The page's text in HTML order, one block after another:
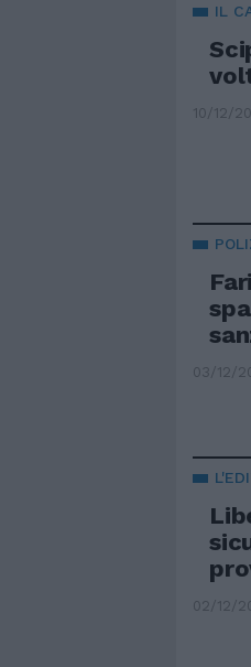
IL
10/12/
03/12/
02/12/